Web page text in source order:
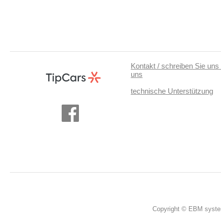
Kontakt / schreiben Sie uns
uns
technische Unterstützung
Copyright © EBM